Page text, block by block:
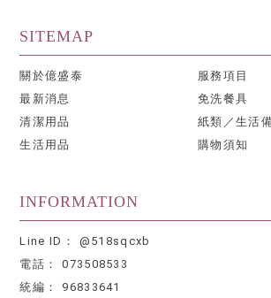
@518sqcxb
073508533
96833641
關於億盛泰
服務項目
最新消息
免洗餐具
清潔用品
紙類／生活
生活用品
購物須知